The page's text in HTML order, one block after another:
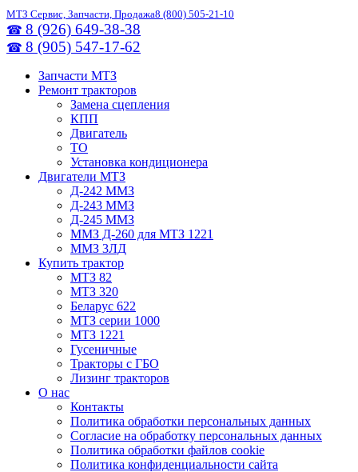
МТЗ Сервис, Запчасти, Продажа8 (800) 505-21-10
☎ 8 (926) 649-38-38
☎ 8 (905) 547-17-62
Запчасти МТЗ
Ремонт тракторов
Замена сцепления
КПП
Двигатель
ТО
Установка кондиционера
Двигатели МТЗ
Д-242 ММЗ
Д-243 ММЗ
Д-245 ММЗ
ММЗ Д-260 для МТЗ 1221
ММЗ 3ЛД
Купить трактор
МТЗ 82
МТЗ 320
Беларус 622
МТЗ серии 1000
МТЗ 1221
Гусеничные
Тракторы с ГБО
Лизинг тракторов
О нас
Контакты
Политика обработки персональных данных
Согласие на обработку персональных данных
Политика обработки файлов cookie
Политика конфиденциальности сайта